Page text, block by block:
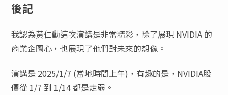
後記
我認為黃仁勳這次演講是非常精彩，除了展現 NVIDIA 的
商業企圖心，也展現了他們對未來的想像。
演講是 2025/1/7 (當地時間上午)，有趣的是，NVIDIA股
價從 1/7 到 1/14 都是走弱。